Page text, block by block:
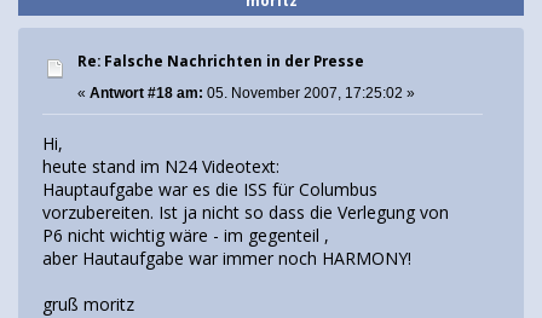
Re: Falsche Nachrichten in der Presse
« Antwort #18 am: 05. November 2007, 17:25:02 »
Hi,
heute stand im N24 Videotext:
Hauptaufgabe war es die ISS für Columbus
vorzubereiten. Ist ja nicht so dass die Verlegung von
P6 nicht wichtig wäre - im gegenteil ,
aber Hautaufgabe war immer noch HARMONY!
gruß moritz